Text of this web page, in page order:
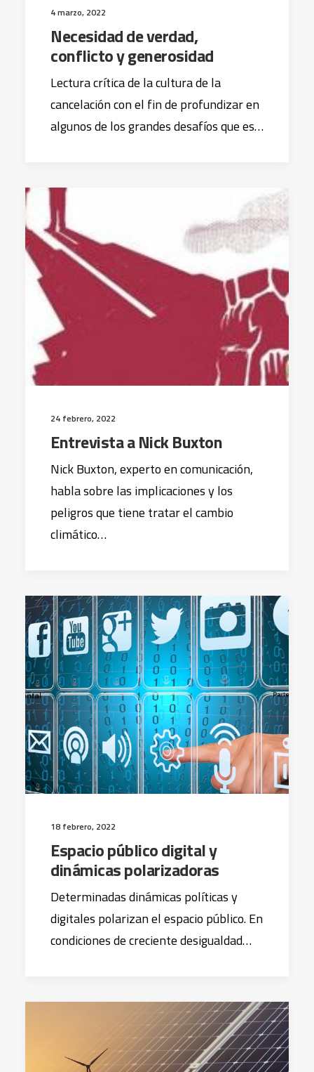
4 marzo, 2022
Necesidad de verdad,
conflicto y generosidad
Lectura crítica de la cultura de la
cancelación con el fin de profundizar en
algunos de los grandes desafíos que es…
24 febrero, 2022
Entrevista a Nick Buxton
Nick Buxton, experto en comunicación,
habla sobre las implicaciones y los
peligros que tiene tratar el cambio
climático…
18 febrero, 2022
Espacio público digital y
dinámicas polarizadoras
Determinadas dinámicas políticas y
digitales polarizan el espacio público. En
condiciones de creciente desigualdad…